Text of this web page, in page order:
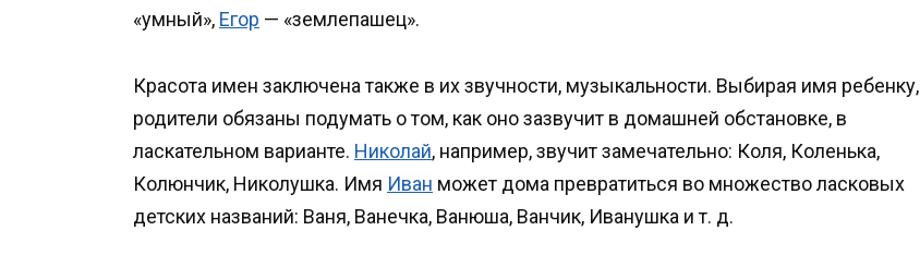
«умный», Егор — «землепашец».
Красота имен заключена также в их звучности, музыкальности. Выбирая имя ребенку,
родители обязаны подумать о том, как оно зазвучит в домашней обстановке, в
ласкательном варианте. Николай, например, звучит замечательно: Коля, Коленька,
Колюнчик, Николушка. Имя Иван может дома превратиться во множество ласковых
детских названий: Ваня, Ванечка, Ванюша, Ванчик, Иванушка и т. д.